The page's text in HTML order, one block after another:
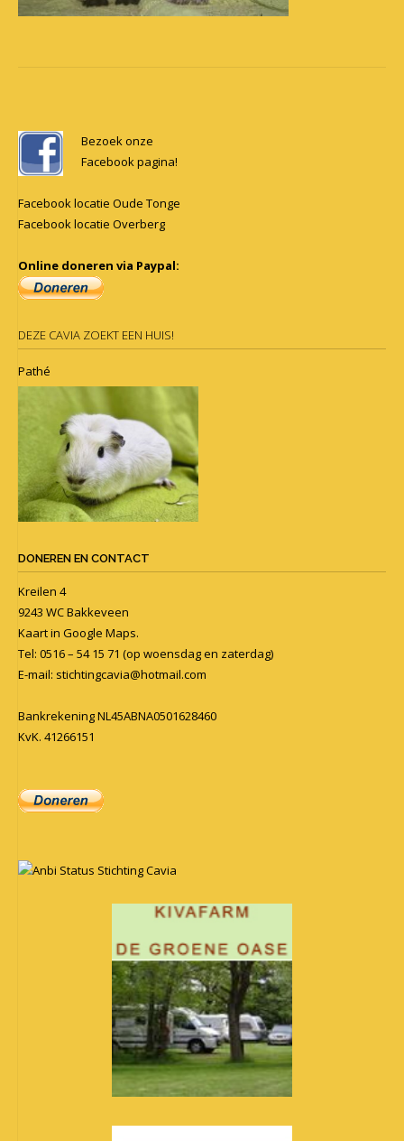
navigation
Bezoek onze
Facebook pagina!
Facebook locatie Oude Tonge
Facebook locatie Overberg
Online doneren via Paypal:
DEZE CAVIA ZOEKT EEN HUIS!
Pathé
DONEREN EN CONTACT
Kreilen 4
9243 WC Bakkeveen
Kaart in Google Maps.
Tel: 0516 – 54 15 71 (op woensdag en zaterdag)
E-mail: stichtingcavia@hotmail.com
Bankrekening NL45ABNA0501628460
KvK. 41266151
Anbi Status Stichting Cavia